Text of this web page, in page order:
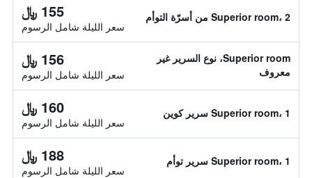
Superior room، 2 من أسرّة التوأم 155 ﷼
سعر الليلة شامل الرسوم
Superior room، نوع السرير غير
معروف
156 ﷼
سعر الليلة شامل الرسوم
Superior room، 1 سرير كوين 160 ﷼
سعر الليلة شامل الرسوم
Superior room، 1 سرير توأم 188 ﷼
سعر الليلة شامل الرسوم